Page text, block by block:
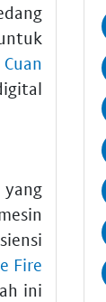
Fire
ini